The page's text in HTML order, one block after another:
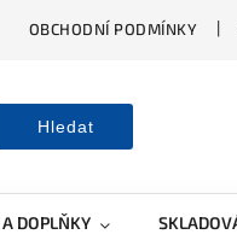
OBCHODNÍ PODMÍNKY
Hledat
DOPLŇKY